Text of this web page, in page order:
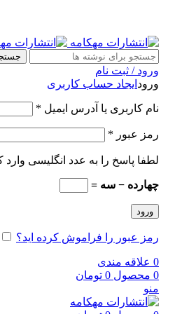
ورود / ثبت نام
ورود ایجاد حساب کاربری
نام کاربری یا آدرس ایمیل *
رمز عبور *
لطفا پاسخ را به عدد انگلیسی وارد
چهارده − سه =
ورود
رمز عبور را فراموش کرده اید؟
0 علاقه مندی
0 محصول 0 تومان
منو